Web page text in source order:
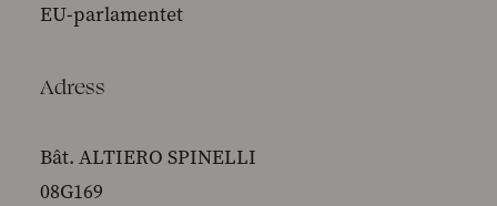
EU-parlamentet
Adress
Bât. ALTIERO SPINELLI
08G169